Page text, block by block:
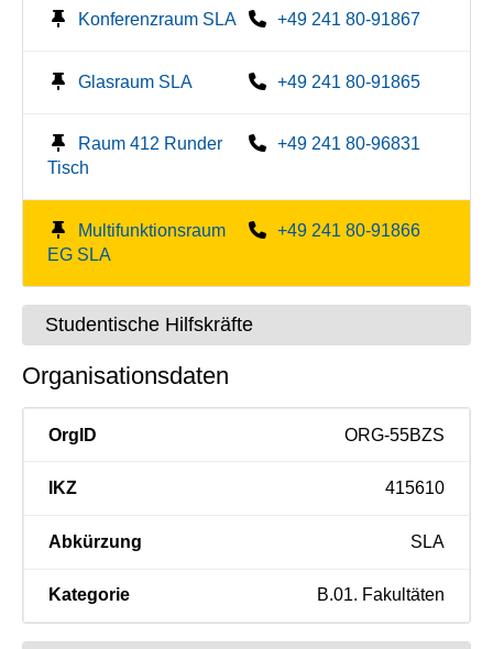
Konferenzraum SLA +49 241 80-91867
Glasraum SLA +49 241 80-91865
Raum 412 Runder
Tisch
+49 241 80-96831
Multifunktionsraum
EG SLA
+49 241 80-91866
Studentische Hilfskräfte
Organisationsdaten
OrgID ORG-55BZS
IKZ 415610
Abkürzung SLA
Kategorie B.01. Fakultäten